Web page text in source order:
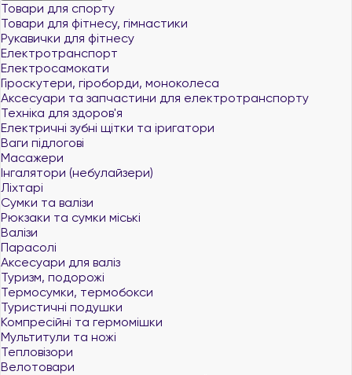
Товари для спорту
Товари для фітнесу, гімнастики
Рукавички для фітнесу
Електротранспорт
Електросамокати
Гіроскутери, гіроборди, моноколеса
Аксесуари та запчастини для електротранспорту
Техніка для здоров'я
Електричні зубні щітки та іригатори
Ваги підлогові
Масажери
Інгалятори (небулайзери)
Ліхтарі
Сумки та валізи
Рюкзаки та сумки міські
Валізи
Парасолі
Аксесуари для валіз
Туризм, подорожі
Термосумки, термобокси
Туристичні подушки
Компресійні та гермомішки
Мультитули та ножі
Тепловізори
Велотовари